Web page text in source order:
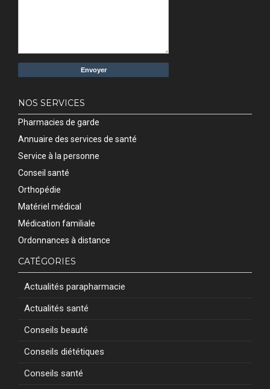
NOS SERVICES
Pharmacies de garde
Annuaire des services de santé
Service à la personne
Conseil santé
Orthopédie
Matériel médical
Médication familiale
Ordonnances à distance
CATÉGORIES
Actualités parapharmacie
Actualités santé
Conseils beauté
Conseils diététiques
Conseils santé